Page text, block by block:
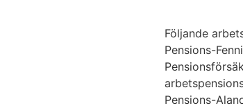
Följande
Pensions-
Pensions-